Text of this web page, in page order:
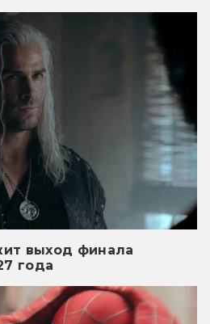
выход финала
года